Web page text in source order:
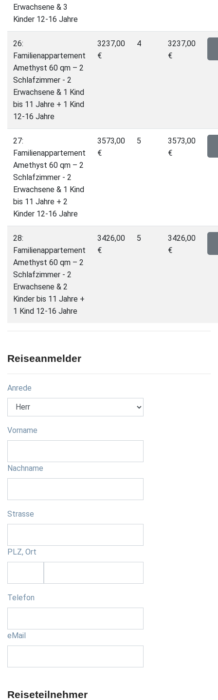
Erwachsene & 3
Kinder 12-16 Jahre
26:
Familienappartement
Amethyst 60 qm – 2
Schlafzimmer - 2
Erwachsene & 1 Kind
bis 11 Jahre + 1 Kind
12-16 Jahre
3237,00
€
4
3237,00
€
27:
Familienappartement
Amethyst 60 qm – 2
Schlafzimmer - 2
Erwachsene & 1 Kind
bis 11 Jahre + 2
Kinder 12-16 Jahre
3573,00
€
5
3573,00
€
28:
Familienappartement
Amethyst 60 qm – 2
Schlafzimmer - 2
Erwachsene & 2
Kinder bis 11 Jahre +
1 Kind 12-16 Jahre
3426,00
€
5
3426,00
€
Reiseanmelder
Anrede
Vorname
Nachname
Strasse
PLZ, Ort
Telefon
eMail
Reiseteilnehmer